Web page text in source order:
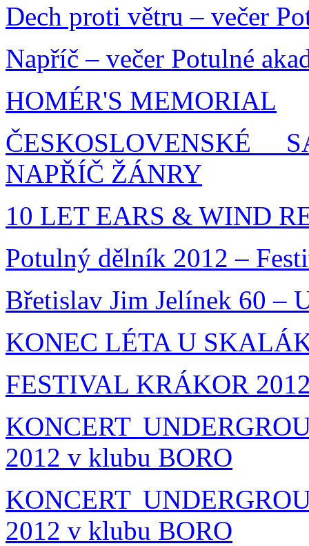
Dech proti větru – večer
Napříč – večer Potulné
HOMÉR'S MEMORIAL
ČESKOSLOVENSKÉ
NAPŘÍČ ŽÁNRY
10 LET EARS & WIND
Potulný dělník 2012 –
Břetislav Jim Jelínek 60 –
KONEC LÉTA U
FESTIVAL KRÁKOR
KONCERT
2012 v klubu BORO
KONCERT
2012 v klubu BORO